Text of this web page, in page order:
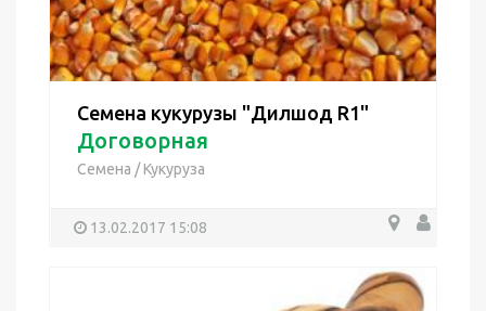
Семена кукурузы "Дилшод R1"
Договорная
Семена /Кукуруза
13.02.2017 15:08